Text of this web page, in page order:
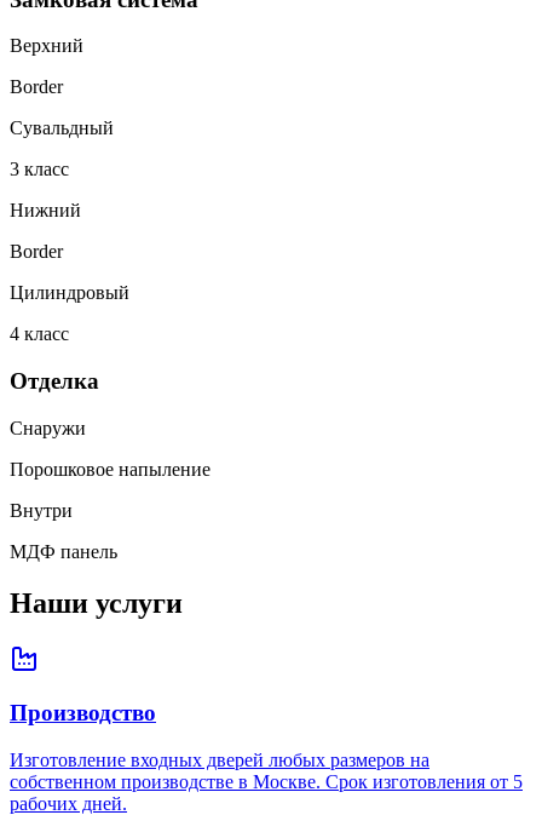
Верхний
Border
Сувальдный
3 класс
Нижний
Border
Цилиндровый
4 класс
Отделка
Снаружи
Порошковое напыление
Внутри
МДФ панель
Наши услуги
Производство
Изготовление входных дверей любых размеров на
собственном производстве в Москве. Срок изготовления от 5
рабочих дней.